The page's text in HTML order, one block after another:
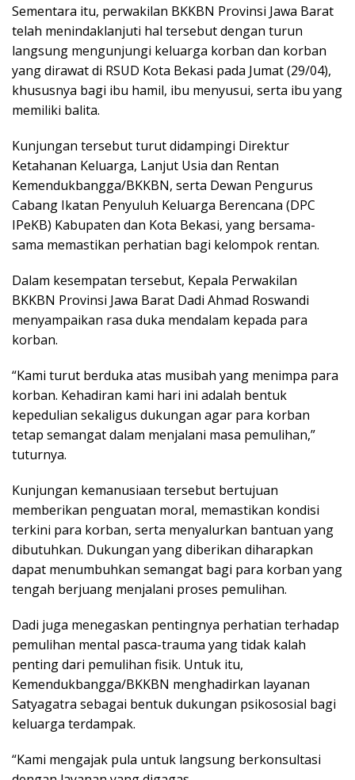
Sementara itu, perwakilan BKKBN Provinsi Jawa Barat
telah menindaklanjuti hal tersebut dengan turun
langsung mengunjungi keluarga korban dan korban
yang dirawat di RSUD Kota Bekasi pada Jumat (29/04),
khususnya bagi ibu hamil, ibu menyusui, serta ibu yang
memiliki balita.
Kunjungan tersebut turut didampingi Direktur
Ketahanan Keluarga, Lanjut Usia dan Rentan
Kemendukbangga/BKKBN, serta Dewan Pengurus
Cabang Ikatan Penyuluh Keluarga Berencana (DPC
IPeKB) Kabupaten dan Kota Bekasi, yang bersama-
sama memastikan perhatian bagi kelompok rentan.
Dalam kesempatan tersebut, Kepala Perwakilan
BKKBN Provinsi Jawa Barat Dadi Ahmad Roswandi
menyampaikan rasa duka mendalam kepada para
korban.
“Kami turut berduka atas musibah yang menimpa para
korban. Kehadiran kami hari ini adalah bentuk
kepedulian sekaligus dukungan agar para korban
tetap semangat dalam menjalani masa pemulihan,”
tuturnya.
Kunjungan kemanusiaan tersebut bertujuan
memberikan penguatan moral, memastikan kondisi
terkini para korban, serta menyalurkan bantuan yang
dibutuhkan. Dukungan yang diberikan diharapkan
dapat menumbuhkan semangat bagi para korban yang
tengah berjuang menjalani proses pemulihan.
Dadi juga menegaskan pentingnya perhatian terhadap
pemulihan mental pasca-trauma yang tidak kalah
penting dari pemulihan fisik. Untuk itu,
Kemendukbangga/BKKBN menghadirkan layanan
Satyagatra sebagai bentuk dukungan psikososial bagi
keluarga terdampak.
“Kami mengajak pula untuk langsung berkonsultasi